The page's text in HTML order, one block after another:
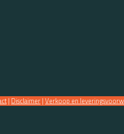
| Disclaimer | Verkoop en